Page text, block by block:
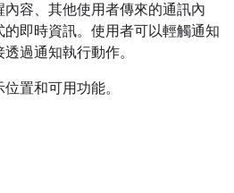
容、其他使用者傳來的通訊內
即時資訊。使用者可以輕觸通知
過通知執行動作。
置和可用功能。